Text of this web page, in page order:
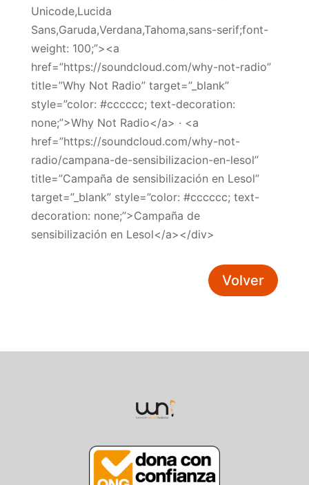
Unicode,Lucida
Sans,Garuda,Verdana,Tahoma,sans-serif;font-
weight: 100;”><a
href=”https://soundcloud.com/why-not-radio”
title=”Why Not Radio” target=”_blank”
style=”color: #cccccc; text-decoration:
none;”>Why Not Radio</a> · <a
href=”https://soundcloud.com/why-not-
radio/campana-de-sensibilizacion-en-lesol”
title=”Campaña de sensibilización en Lesol”
target=”_blank” style=”color: #cccccc; text-
decoration: none;”>Campaña de
sensibilización en Lesol</a></div>
Volver